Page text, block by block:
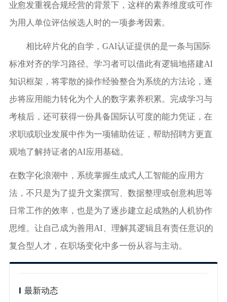
业愈发重视合规经营的背景下，这样的素养维度或可作
为用人单位评估候选人时的一项参考因素。
相比碎片化的自学，GAI认证提供的是一条与国际
标准对齐的学习路径。学习者可以借此有逻辑地搭建AI
知识框架，将零散的操作经验整合为系统的方法论，逐
步将应用能力转化为个人的数字素养积累。完成学习与
考核后，还可获得一份具备国际认可度的能力凭证，在
求职或职业发展中作为一项辅助佐证，帮助招聘方更直
观地了解持证者的AI应用基础。
在数字化浪潮中，系统掌握生成式人工智能的应用方
法，不只是为了提升文案撰写、数据整理或创意构思等
日常工作的效率，也是为了逐步建立起成熟的人机协作
思维。让自己成为善用AI、理解其逻辑且有责任意识的
复合型人才，在职场变化中多一份从容与主动。
最新动态